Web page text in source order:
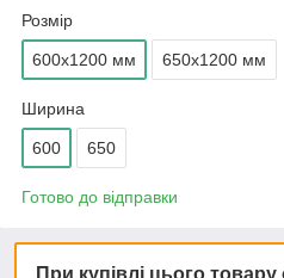
Розмір
600х1200 мм 650х1200 мм
Ширина
600 650
Готово до відправки
При купівлі цього